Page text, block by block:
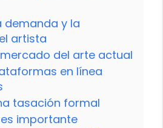
demanda y la
artista
del arte actual
en línea
tasación formal
es importante